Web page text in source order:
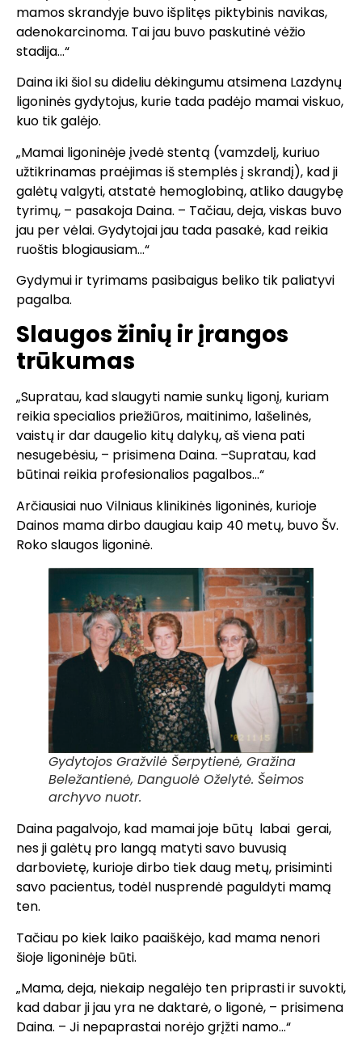
mamos skrandyje buvo išplitęs piktybinis navikas,
adenokarcinoma. Tai jau buvo paskutinė vėžio
stadija…“
Daina iki šiol su dideliu dėkingumu atsimena Lazdynų
ligoninės gydytojus, kurie tada padėjo mamai viskuo,
kuo tik galėjo.
„Mamai ligoninėje įvedė stentą (vamzdelį, kuriuo
užtikrinamas praėjimas iš stemplės į skrandį), kad ji
galėtų valgyti, atstatė hemoglobiną, atliko daugybę
tyrimų, – pasakoja Daina. – Tačiau, deja, viskas buvo
jau per vėlai. Gydytojai jau tada pasakė, kad reikia
ruoštis blogiausiam…“
Gydymui ir tyrimams pasibaigus beliko tik paliatyvi
pagalba.
Slaugos žinių ir įrangos
trūkumas
„Supratau, kad slaugyti namie sunkų ligonį, kuriam
reikia specialios priežiūros, maitinimo, lašelinės,
vaistų ir dar daugelio kitų dalykų, aš viena pati
nesugebėsiu, – prisimena Daina. –Supratau, kad
būtinai reikia profesionalios pagalbos…“
Arčiausiai nuo Vilniaus klinikinės ligoninės, kurioje
Dainos mama dirbo daugiau kaip 40 metų, buvo Šv.
Roko slaugos ligoninė.
Gydytojos Gražvilė Šerpytienė, Gražina
Beležantienė, Danguolė Oželytė. Šeimos
archyvo nuotr.
Daina pagalvojo, kad mamai joje būtų labai gerai,
nes ji galėtų pro langą matyti savo buvusią
darbovietę, kurioje dirbo tiek daug metų, prisiminti
savo pacientus, todėl nusprendė paguldyti mamą
ten.
Tačiau po kiek laiko paaiškėjo, kad mama nenori
šioje ligoninėje būti.
„Mama, deja, niekaip negalėjo ten priprasti ir suvokti,
kad dabar ji jau yra ne daktarė, o ligonė, – prisimena
Daina. – Ji nepaprastai norėjo grįžti namo…“